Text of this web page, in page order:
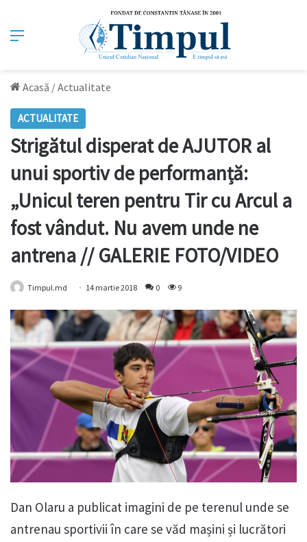
Meniu
Acasă /Actualitate
ACTUALITATE
Strigătul disperat de AJUTOR al
unui sportiv de performanță:
„Unicul teren pentru Tir cu Arcul a
fost vândut. Nu avem unde ne
antrena // GALERIE FOTO/VIDEO
Timpul.md 14 martie 2018 0 9
Dan Olaru a publicat imagini de pe terenul unde se
antrenau sportivii în care se văd mașini și lucrători